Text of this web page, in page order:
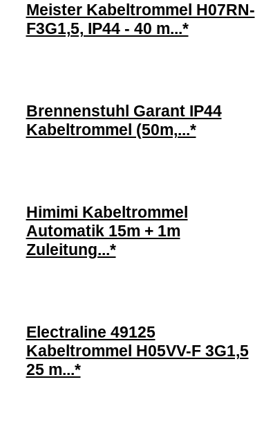
Meister Kabeltrommel H07RN-
F3G1,5, IP44 - 40 m...*
Brennenstuhl Garant IP44
Kabeltrommel (50m,...*
Himimi Kabeltrommel
Automatik 15m + 1m
Zuleitung...*
Electraline 49125
Kabeltrommel H05VV-F 3G1,5
25 m...*